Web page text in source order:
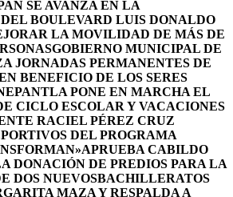
SE AVANZA EN LA
BOULEVARD LUIS DONALDO
LA MOVILIDAD DE MÁS DE
GOBIERNO MUNICIPAL DE
JORNADAS PERMANENTES DE
BENEFICIO DE LOS SERES
PONE EN MARCHA EL
CICLO ESCOLAR Y VACACIONES
RACIEL PÉREZ CRUZ
DEL PROGRAMA
APRUEBA CABILDO
DONACIÓN DE PREDIOS PARA LA
DOS NUEVOSBACHILLERATOS
MAZA Y RESPALDA A